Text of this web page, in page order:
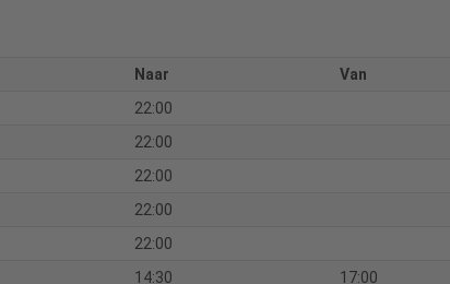
Naar Van
22:00
22:00
22:00
22:00
22:00
14:30 17:00